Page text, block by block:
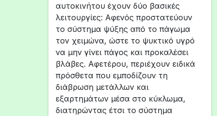
αυτοκινήτου έχουν δύο βασικές
λειτουργίες: Αφενός προστατεύουν
το σύστημα ψύξης από το πάγωμα
τον χειμώνα, ώστε το ψυκτικό υγρό
να μην γίνει πάγος και προκαλέσει
βλάβες. Αφετέρου, περιέχουν ειδικά
πρόσθετα που εμποδίζουν τη
διάβρωση μετάλλων και
εξαρτημάτων μέσα στο κύκλωμα,
διατηρώντας έτσι το σύστημα